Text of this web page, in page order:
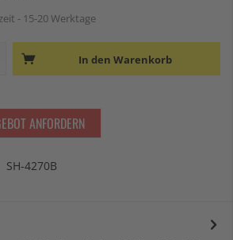
- 15-20 Werktage
In den Warenkorb
ANFORDERN
SH-4270B